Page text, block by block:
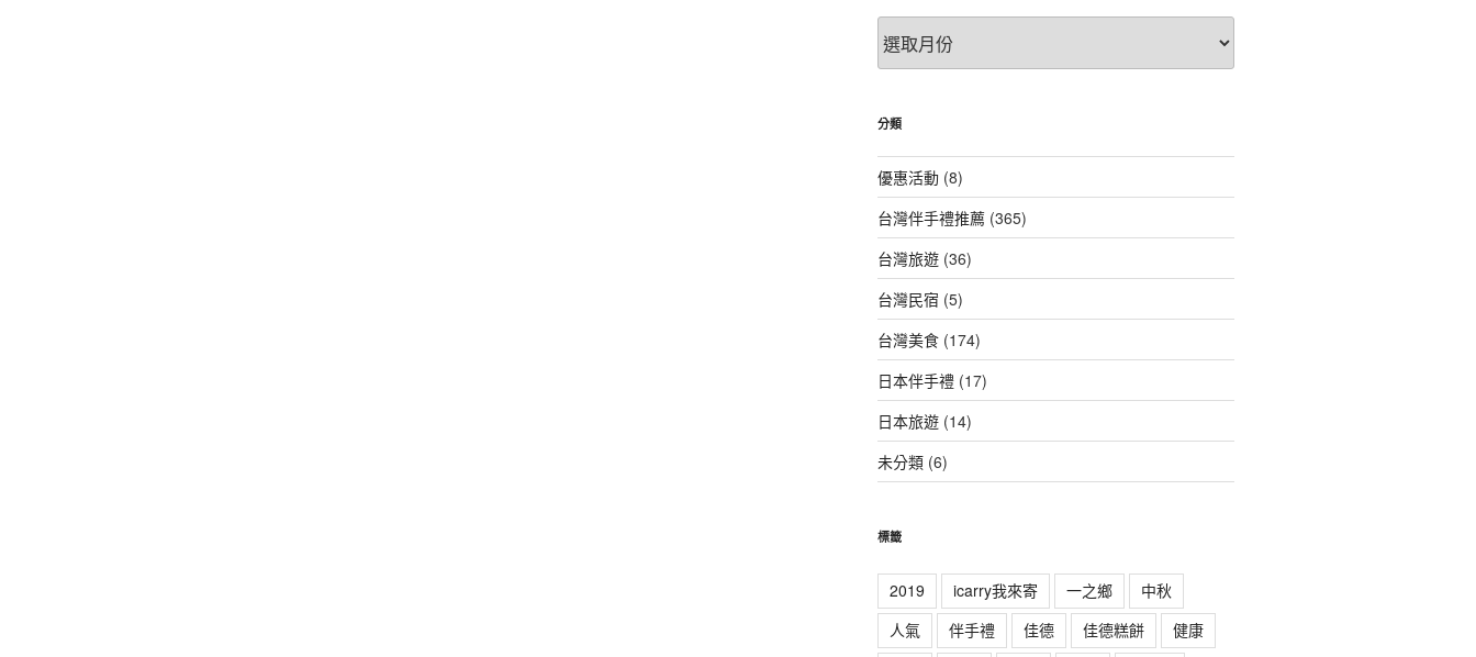
章
總
分類
優惠活動(8)
台灣伴手禮推薦(365)
台灣旅遊(36)
台灣民宿 (5)
台灣美食(174)
日本伴手禮(17)
日本旅遊(14)
未分類(6)
標籤
2019 icarry我來寄 一之鄉
中秋
人氣
伴手禮 佳德 佳德糕餅
健康